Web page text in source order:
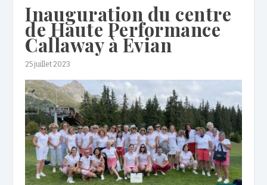
Inauguration du centre
de Haute Performance
Callaway à Evian
25 juillet 2023